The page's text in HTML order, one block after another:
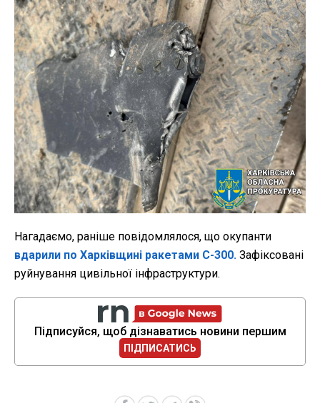
Нагадаємо, раніше повідомлялося, що окупанти
вдарили по Харківщині ракетами С-300. Зафіксовані
руйнування цивільної інфраструктури.
Підписуйся, щоб дізнаватись новини першим
ПІДПИСАТИСЬ